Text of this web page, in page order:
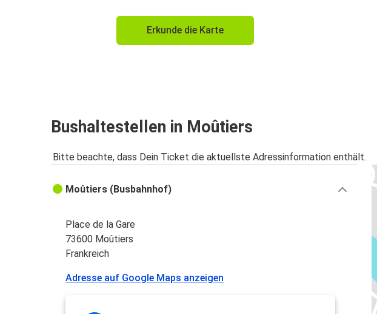
Erkunde die Karte
Bushaltestellen in Moûtiers
Bitte beachte, dass Dein Ticket die aktuellste Adressinformation enthält.
Moûtiers (Busbahnhof)
Place de la Gare
73600 Moûtiers
Frankreich
Adresse auf Google Maps anzeigen